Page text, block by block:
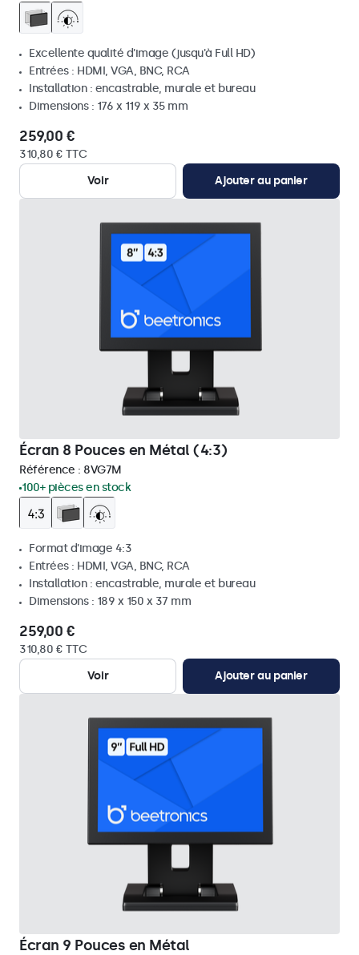
Excellente qualité d'image (jusqu'à Full HD)
Entrées : HDMI, VGA, BNC, RCA
Installation : encastrable, murale et bureau
Dimensions : 176 x 119 x 35 mm
259,00 €
310,80 € TTC
Voir
Ajouter au panier
Écran 8 Pouces en Métal (4:3)
Référence : 8VG7M
100+ pièces en stock
Format d'image 4:3
Entrées : HDMI, VGA, BNC, RCA
Installation : encastrable, murale et bureau
Dimensions : 189 x 150 x 37 mm
259,00 €
310,80 € TTC
Voir
Ajouter au panier
Écran 9 Pouces en Métal